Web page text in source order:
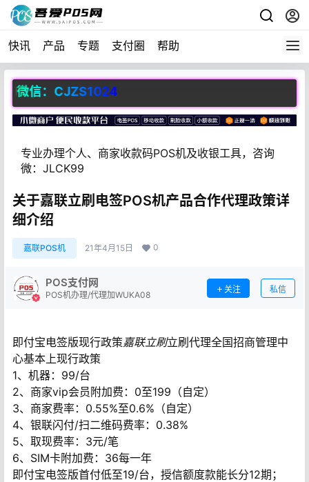
快讯 产品 专题 支付圈 帮助
微信：CJZS1024
专业办理个人、商家收款码POS机及收银工具，咨询
微：JLCK99
关于嘉联立刷电签POS机产品合作代理政策详
细介绍
嘉联POS机 21年4月15日 0
POS支付网
POS机办理/代理加WUKA08
关注 私信
即付宝电签版现行政策嘉联立刷立刷代理全国招商管理中
心基本上现行政策
1、机器：99/台
2、商家vip会员附加费：0至199（自定）
3、商家费率：0.55%至0.6%（自定）
4、银联闪付/扫二维码费率：0.38%
5、取现费率：3元/笔
6、SIM卡附加费：36每一年
即付宝电签版首付低至19/台，授信额度款能长分12期；